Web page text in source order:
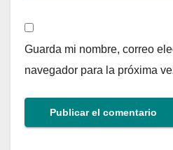
Guarda mi nombre, correo
navegador para la próxima